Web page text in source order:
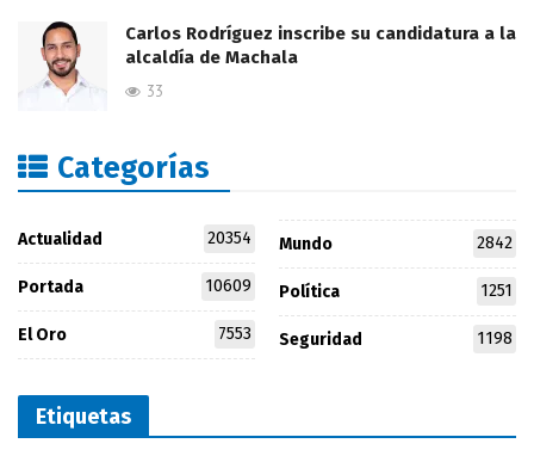
Carlos Rodríguez inscribe su candidatura a la
alcaldía de Machala
33
Categorías
Actualidad 20354
Portada 10609
El Oro 7553
Mundo 2842
Política 1251
Seguridad 1198
Etiquetas